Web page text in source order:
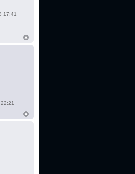
17:41
22:21